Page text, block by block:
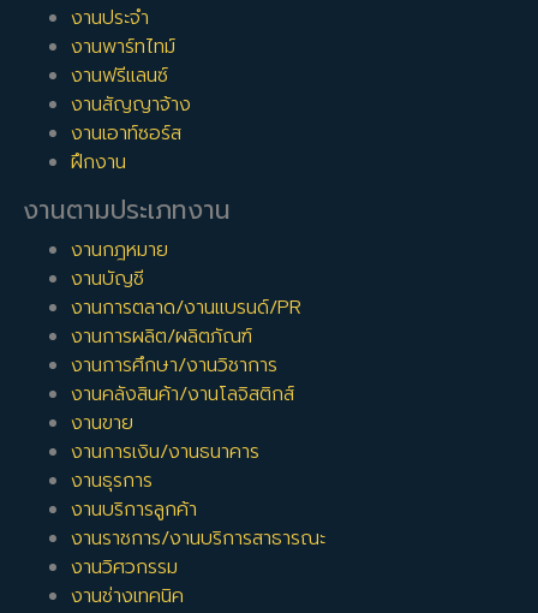
งานประจำ
งานพาร์ทไทม์
งานฟรีแลนซ์
งานสัญญาจ้าง
งานเอาท์ซอร์ส
ฝึกงาน
งานตามประเภทงาน
งานกฎหมาย
งานบัญชี
งานการตลาด/งานแบรนด์/PR
งานการผลิต/ผลิตภัณฑ์
งานการศึกษา/งานวิชาการ
งานคลังสินค้า/งานโลจิสติกส์
งานขาย
งานการเงิน/งานธนาคาร
งานธุรการ
งานบริการลูกค้า
งานราชการ/งานบริการสาธารณะ
งานวิศวกรรม
งานช่างเทคนิค